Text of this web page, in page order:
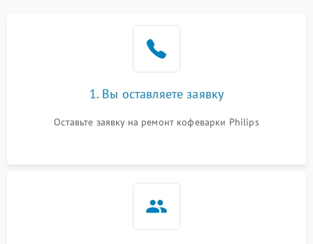
1. Вы оставляете заявку
Оставьте заявку на ремонт кофеварки Philips